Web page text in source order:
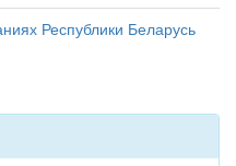
Республики Беларусь